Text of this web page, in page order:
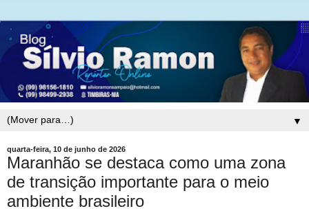
▼
quarta-feira, 10 de junho de 2026
Maranhão se destaca como uma zona
de transição importante para o meio
ambiente brasileiro